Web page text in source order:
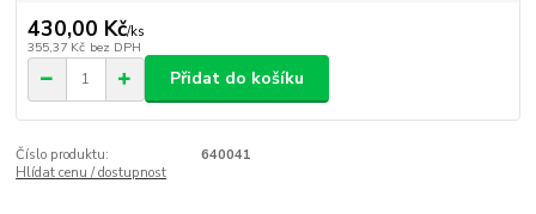
430,00 Kč/ks
355,37 Kč bez DPH
Přidat do košíku
Číslo produktu:
640041
Hlídat cenu / dostupnost